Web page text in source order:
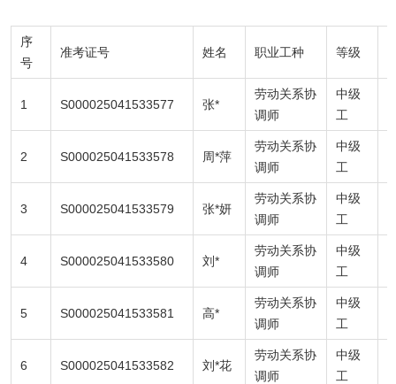
序
号
准考证号 姓名 职业工种 等级
1 S000025041533577 张*
劳动关系协
调师
中级
工
2 S000025041533578 周*萍
劳动关系协
调师
中级
工
3 S000025041533579 张*妍
劳动关系协
调师
中级
工
4 S000025041533580 刘*
劳动关系协
调师
中级
工
5 S000025041533581 高*
劳动关系协
调师
中级
工
6 S000025041533582 刘*花
劳动关系协
调师
中级
工